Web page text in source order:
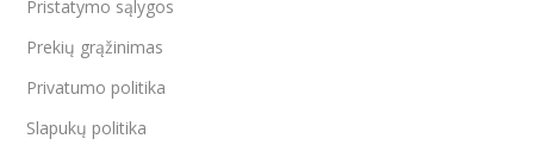
Pristatymo sąlygos
Prekių grąžinimas
Privatumo politika
Slapukų politika